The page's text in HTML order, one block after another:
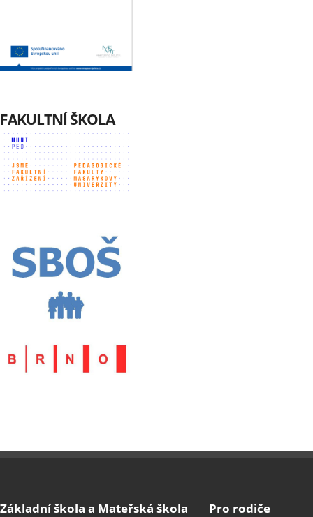
FAKULTNÍ ŠKOLA
Základní škola a Mateřská škola Pro rodiče